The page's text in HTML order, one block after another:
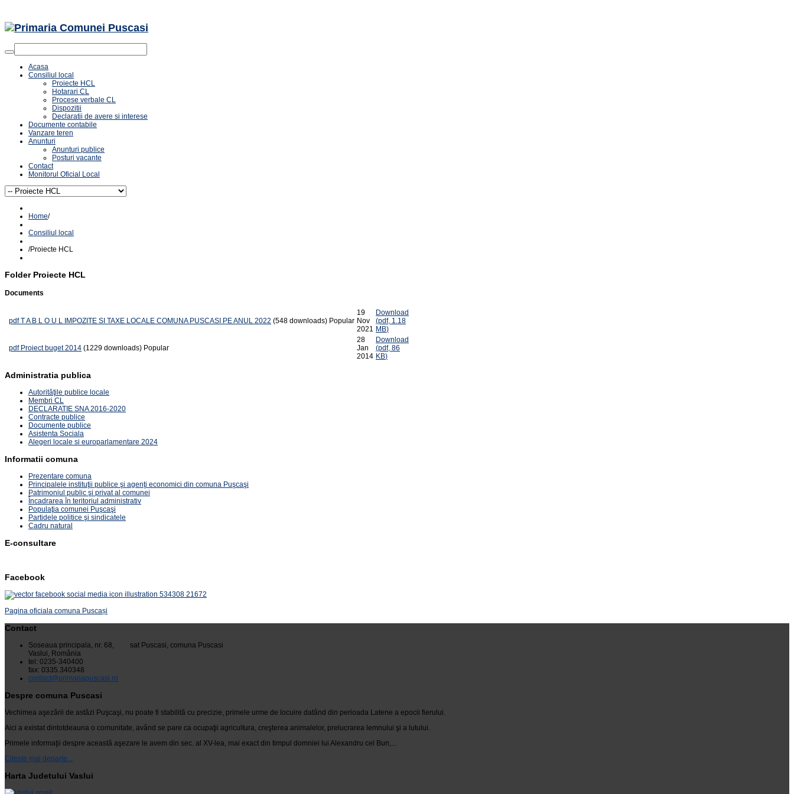
Acasa
Consiliul local
Proiecte HCL
Hotarari CL
Procese verbale CL
Dispozitii
Declaratii de avere si interese
Documente contabile
Vanzare teren
Anunturi
Anunturi publice
Posturi vacante
Contact
Monitorul Oficial Local
Home/
Consiliul local
/Proiecte HCL
Folder Proiecte HCL
Documents
pdf T A B L O U L IMPOZITE SI TAXE LOCALE COMUNA PUSCASI PE ANUL 2022 (548 downloads) Popular
19
Nov
2021
Download
(pdf, 1.18
MB)
pdf Proiect buget 2014 (1229 downloads) Popular
28
Jan
2014
Download
(pdf, 86
KB)
Administratia publica
Autorităţile publice locale
Membri CL
DECLARATIE SNA 2016-2020
Contracte publice
Documente publice
Asistenta Sociala
Alegeri locale si europarlamentare 2024
Informatii comuna
Prezentare comuna
Principalele instituţii publice şi agenţi economici din comuna Puşcaşi
Patrimoniul public şi privat al comunei
Încadrarea în teritoriul administrativ
Populaţia comunei Puşcaşi
Partidele politice şi sindicatele
Cadru natural
E-consultare
Facebook
Pagina oficiala comuna Puscași
Contact
Soseaua principala, nr. 68, sat Puscasi, comuna Puscasi
Vaslui, România
tel: 0235-340400
fax: 0335.340348
contact@primariapuscasi.ro
Despre comuna Puscasi
Vechimea aşezării de astăzi Puşcaşi, nu poate fi stabilită cu precizie, primele urme de locuire datând din perioada Latene a epocii fierului.
Aici a existat dintotdeauna o comunitate, având se pare ca ocupaţii agricultura, creşterea animalelor, prelucrarea lemnului şi a lutului.
Primele informaţii despre această aşezare le avem din sec. al XV-lea, mai exact din timpul domniei lui Alexandru cel Bun,...
Citeste mai departe...
Harta Judetului Vaslui